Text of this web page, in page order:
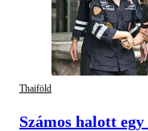
Thaiföld
Számos halott